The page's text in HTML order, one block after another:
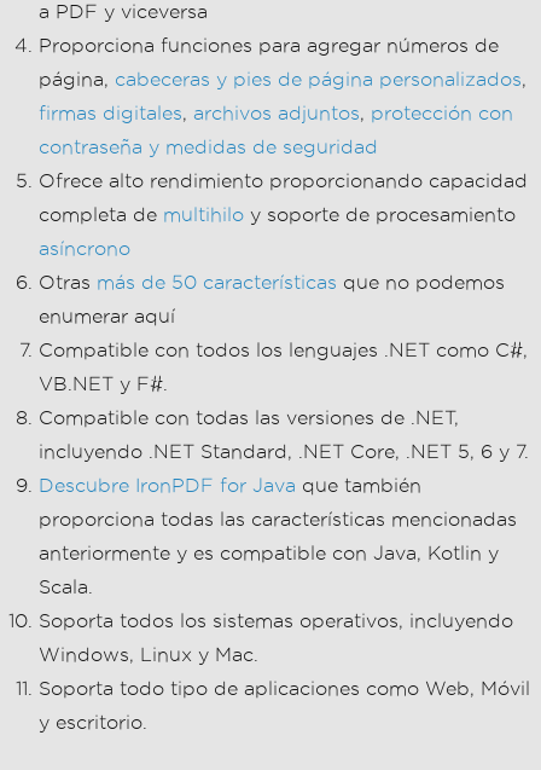
a PDF y viceversa
Proporciona funciones para agregar números de
página, cabeceras y pies de página personalizados,
firmas digitales, archivos adjuntos, protección con
contraseña y medidas de seguridad
Ofrece alto rendimiento proporcionando capacidad
completa de multihilo y soporte de procesamiento
asíncrono
Otras más de 50 características que no podemos
enumerar aquí
Compatible con todos los lenguajes .NET como C#,
VB.NET y F#.
Compatible con todas las versiones de .NET,
incluyendo .NET Standard, .NET Core, .NET 5, 6 y 7.
Descubre IronPDF for Java que también
proporciona todas las características mencionadas
anteriormente y es compatible con Java, Kotlin y
Scala.
Soporta todos los sistemas operativos, incluyendo
Windows, Linux y Mac.
Soporta todo tipo de aplicaciones como Web, Móvil
y escritorio.